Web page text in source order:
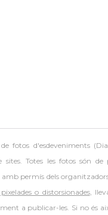
defotos d'esdeveniments
sites. Totes les fotos són de
amb permís dels
o distorsionades,
a publicar-les. Si no és